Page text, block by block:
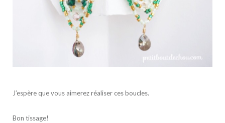
J’espère que vous aimerez réaliser ces boucles.
Bon tissage!